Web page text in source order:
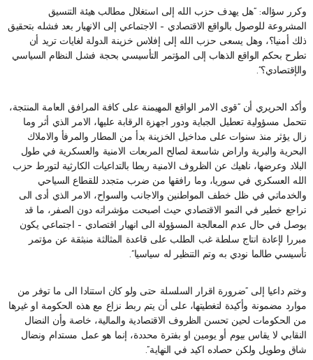
وكرر سؤاله: “هل يهدف حزب الله إلى استغلال مطالب هيئة التنسيق
المشروعة للوصول بالواقع الاقتصادي – الاجتماعي إلى الانهيار بعد فشله بتحقيق
ذلك أمنيا؟، وهل يسعى حزب الله إلى إفلاس خزينة الدولة لغايات تريد أن
تطرح بحكم الواقع الذهاب إلى المؤتمر التأسيسي بحجة فشل النظام السياسي
والإقتصادي؟”.
وأكد الحريري أن “قوى الامر الواقع المهيمنة على كافة المرافق العامة المنتجة،
تتحمل مسؤولية تعطيل الجباية ودور اجهزة الرقابة عليها، الامر الذي أثر وما
زال يؤثر منذ سنوات على مداخيل الخزينة بدأ من المطار والمرفأ والاملاك
البحرية والبرية واراض شاسعة لصالح المربعات الامنية والعسكرية في طول
البلاد وعرضها، ناهيك عن الظروف الامنية ربطا بالتداعيات الكارثية لتورط حزب
الله العسكري في سوريا، وما رافقها من ضرب متجدد للقطاع السياحي
والخدماتي في ظل خطف المواطنين والاجانب والسواح، الامر الذي أدى الى
تراجع خطير في النمو الاقتصادي حيث اصبحت مؤشراته دون الصفر، ما قد
يوصل في حال عدم المعالجة المسؤولة الى انهيار اقتصادي – اجتماعي يكون
مبررا لإعادة انتاج سلطة غب الطلب على قاعدة المثالثة منبثقة عن مؤتمر
تأسيسي طالما نودي به وتم التنظير له سياسيا”.
وختم داعيا إلى “ضرورة اقرار السلسلة حتى ولو كان استنادا الى ما توفر من
موارد مضمونة وأكيدة لتغطيتها، على أن يتم ربط نزاع مع هذه الحكومة او غيرها
من الحكومات لحين تحسن الظروف الاقتصادية والمالية، خاصة وأن النضال
النقابي لا يقاس بيوم أو يومين او بفترة محددة، إنما هو عمل مستدام ونضال
شاق وطويل ولكن حصاده اكيد في النهاية”.